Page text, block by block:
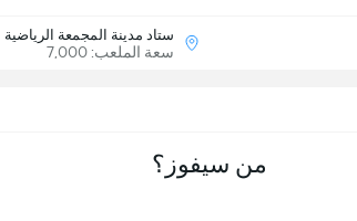
ستاد مدينة المجمعة الرياضية
سعة الملعب: 7,000
من سيفوز؟